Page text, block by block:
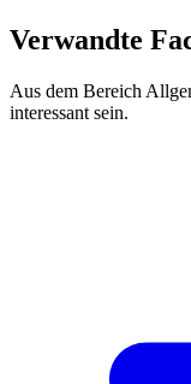
Verwandte
Aus dem Bereich
interessant sein.